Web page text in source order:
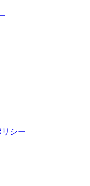
リシー